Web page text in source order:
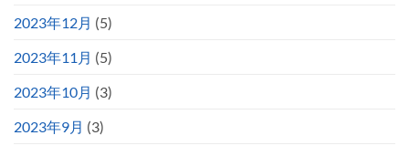
2023年12月 (5)
2023年11月 (5)
2023年10月 (3)
2023年9月 (3)